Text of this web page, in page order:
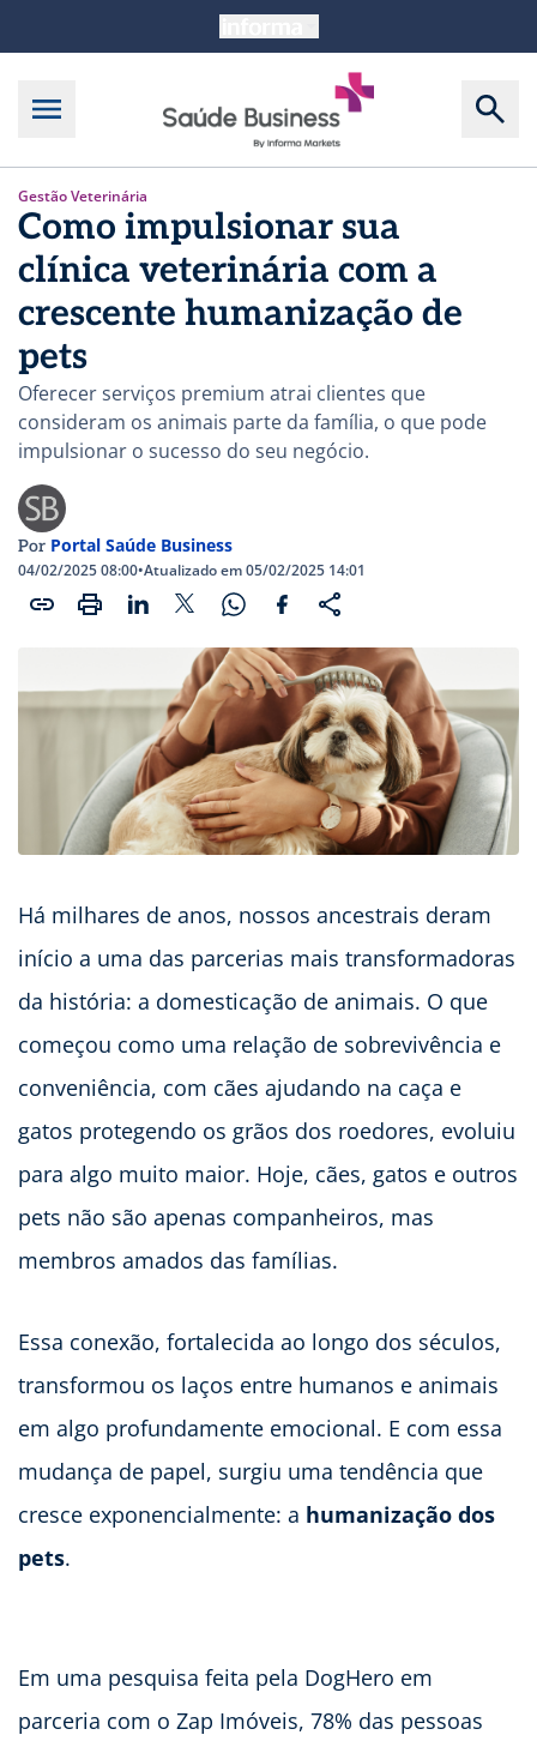
Gestão Veterinária
Como impulsionar sua
clínica veterinária com a
crescente humanização de
pets
Oferecer serviços premium atrai clientes que
consideram os animais parte da família, o que pode
impulsionar o sucesso do seu negócio.
Por Portal Saúde Business
04/02/2025 08:00•Atualizado em 05/02/2025 14:01
Há milhares de anos, nossos ancestrais deram
início a uma das parcerias mais transformadoras
da história: a domesticação de animais. O que
começou como uma relação de sobrevivência e
conveniência, com cães ajudando na caça e
gatos protegendo os grãos dos roedores, evoluiu
para algo muito maior. Hoje, cães, gatos e outros
pets não são apenas companheiros, mas
membros amados das famílias.
Essa conexão, fortalecida ao longo dos séculos,
transformou os laços entre humanos e animais
em algo profundamente emocional. E com essa
mudança de papel, surgiu uma tendência que
cresce exponencialmente: a humanização dos
pets.
Em uma pesquisa feita pela DogHero em
parceria com o Zap Imóveis, 78% das pessoas